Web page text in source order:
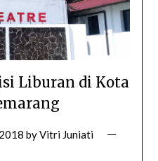
Liburan di Kota
byVitri Juniati